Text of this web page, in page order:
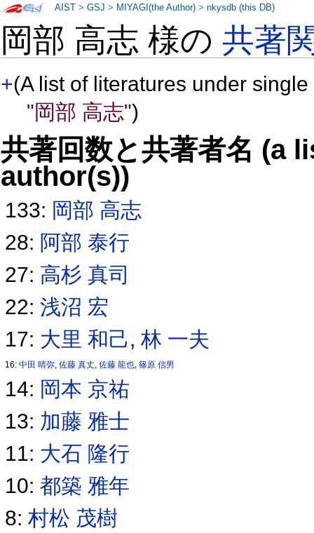
岡部 高志 様の共著
+(A list of literatures under
"岡部 高志")
共著回数と共著者名 (a
author(s))
133: 岡部 高志
28: 阿部 泰行
27: 高杉 真司
22:浅沼 宏
17: 大里 和己,林 一夫
16:中田 晴弥 ,佐藤 真丈 ,佐藤 龍也 ,篠原 信男
14: 岡本 京祐
13: 加藤 雅士
11: 大石 隆行
10:都築 雅年
8:村松 茂樹
AIST >GSJ > MIYAGI(the Author) >nkysdb (this DB)